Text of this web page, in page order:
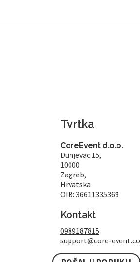
Tvrtka
CoreEvent d.o.o.
Dunjevac 15,
10000
Zagreb,
Hrvatska
OIB: 36611335369
Kontakt
0989187815
support@core-event.co